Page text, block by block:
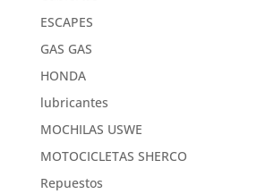
ESCAPES
GAS GAS
HONDA
lubricantes
MOCHILAS USWE
MOTOCICLETAS SHERCO
Repuestos